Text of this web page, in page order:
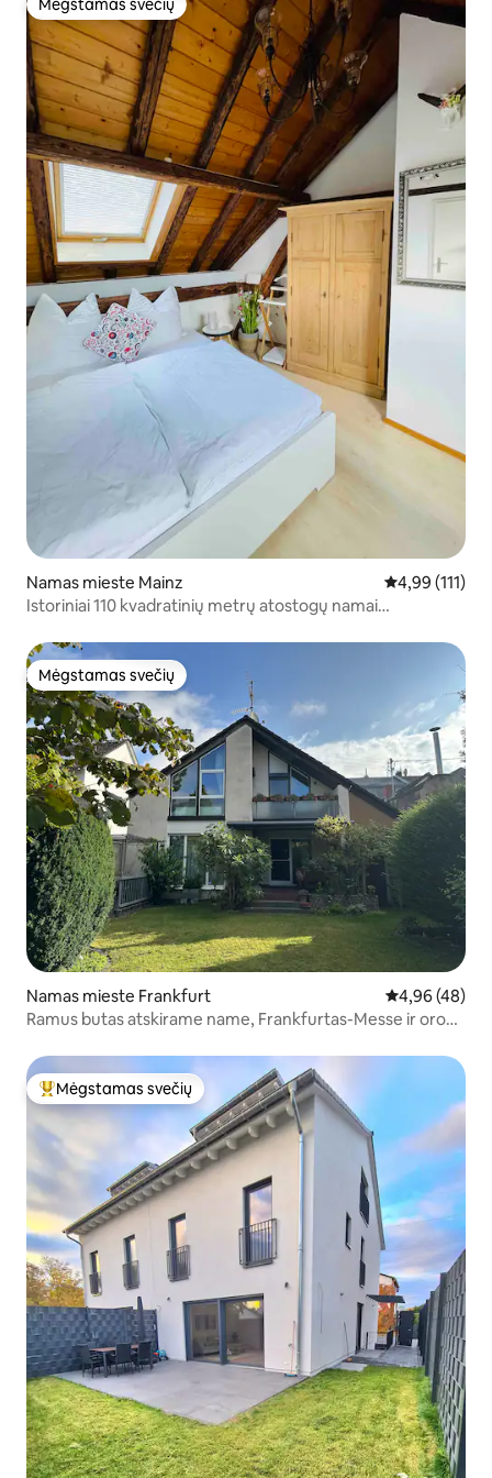
Mėgstamas svečių
Mėgstamas svečių
Namas mieste Mainz Vidutinis
4,99 (111)
Istoriniai 110 kvadratinių metrų atostogų namai
Mėgstamas svečių
Mėgstamas svečių
Namas mieste Frankfurt Vidutinis
4,96 (48)
Ramus butas atskirame name, Frankfurtas-Messe ir oro
Svečių mėgstamiausias
Mėgstamas svečių